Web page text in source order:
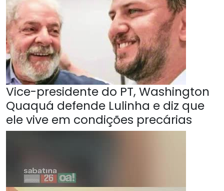
Vice-presidente do PT, Washington
Quaquá defende Lulinha e diz que
ele vive em condições precárias